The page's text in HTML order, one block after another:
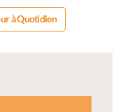
à Quotidien